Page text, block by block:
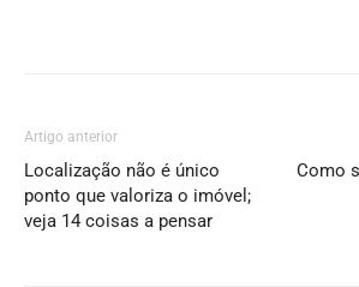
Artigo anterior
Localização não é único
ponto que valoriza o imóvel;
veja 14 coisas a pensar
Como